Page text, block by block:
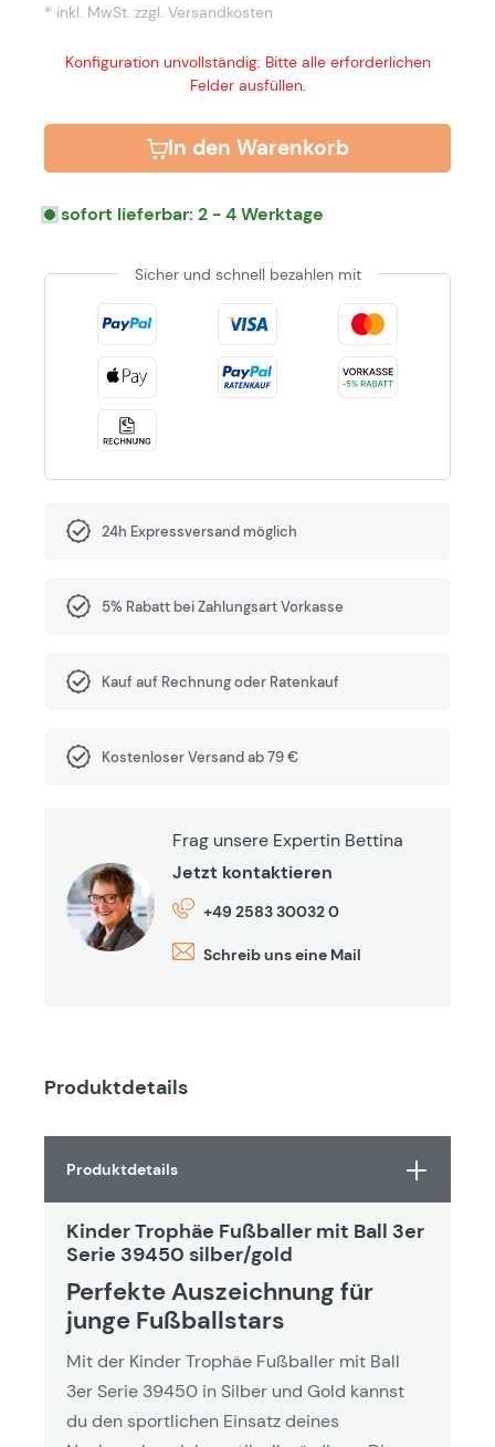
* inkl. MwSt. zzgl. Versandkosten
Konfiguration unvollständig: Bitte alle erforderlichen
Felder ausfüllen.
In den Warenkorb
sofort lieferbar: 2 - 4 Werktage
Sicher und schnell bezahlen mit
24h Expressversand möglich
5% Rabatt bei Zahlungsart Vorkasse
Kauf auf Rechnung oder Ratenkauf
Kostenloser Versand ab 79 €
Frag unsere Expertin Bettina
Jetzt kontaktieren
+49 2583 30032 0
Schreib uns eine Mail
Produktdetails
Produktdetails
Kinder Trophäe Fußballer mit Ball 3er
Serie 39450 silber/gold
Perfekte Auszeichnung für
junge Fußballstars
Mit der Kinder Trophäe Fußballer mit Ball
3er Serie 39450 in Silber und Gold kannst
du den sportlichen Einsatz deines